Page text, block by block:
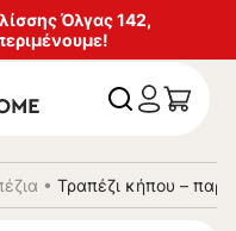
Όλγας 142,
• Τραπέζι κήπου –